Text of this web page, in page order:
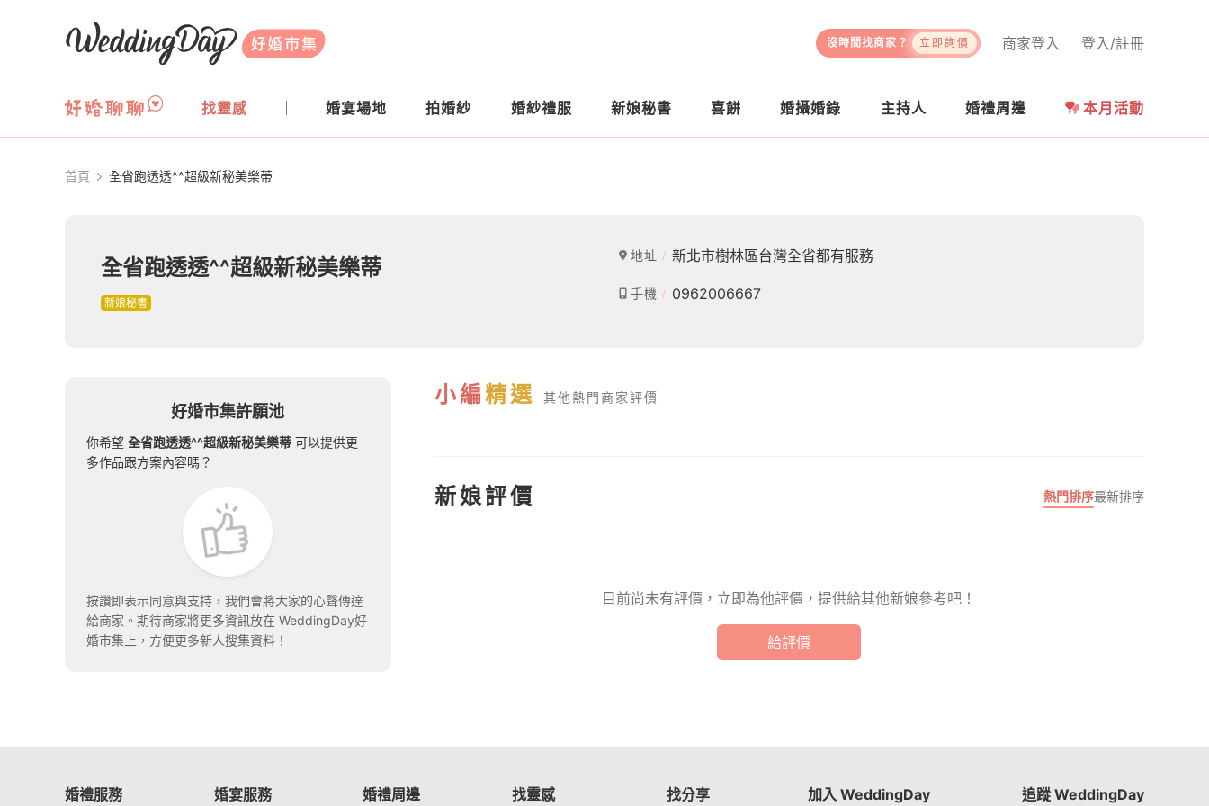
WeddingDay 好婚市集
登入/註冊
商家登入
沒時間找商家？ 立即詢價
找靈感 婚宴場地 拍婚紗 婚紗禮服 新娘秘書 喜餅 婚攝婚錄 主持人 婚禮周邊 本月活動
首頁 全省跑透透^^超級新秘美樂蒂
全省跑透透^^超級新秘美樂蒂
新娘秘書
地址 新北市樹林區台灣全省都有服務
手機 0962006667
好婚市集許願池
你希望 全省跑透透^^超級新秘美樂蒂 可以提供更
多作品跟方案內容嗎？
按讚即表示同意與支持，我們會將大家的心聲傳達
給商家。期待商家將更多資訊放在 WeddingDay好
婚市集上，方便更多新人搜集資料！
小編精選 其他熱門商家評價
新娘評價 熱門排序最新排序
目前尚未有評價，立即為他評價，提供給其他新娘參考吧！
給評價
婚禮服務 婚宴服務 婚禮周邊 找靈感 找分享 加入 WeddingDay 追蹤 WeddingDay